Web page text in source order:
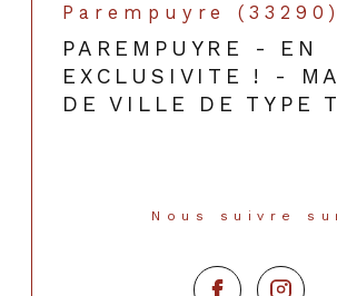
Parempuyre (33290)
PAREMPUYRE - EN
EXCLUSIVITE ! -
DE VILLE DE TYPE
Nous suivre